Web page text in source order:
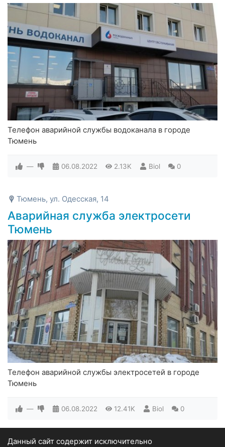
Телефон аварийной службы водоканала в городе
Тюмень
— 06.08.2022 2.13K Biol 0
Тюмень, ул. Одесская, 14
Аварийная служба электросети
Тюмень
Телефон аварийной службы электросетей в городе
Тюмень
— 06.08.2022 12.41K Biol 0
Данный сайт содержит исключительно